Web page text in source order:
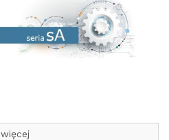
więcej